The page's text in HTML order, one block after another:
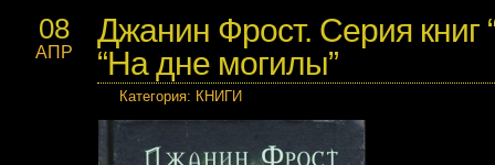
08
АПР
Джанин Фрост. Серия книг
“На дне могилы”
Категория: КНИГИ